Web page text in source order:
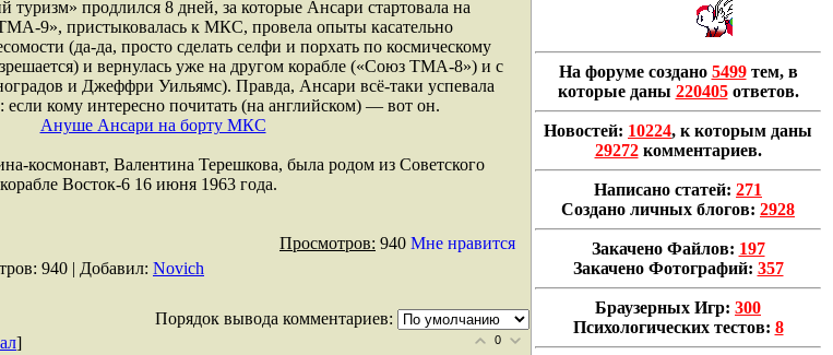
туризм» продлился 8 дней, за которые Ансари стартовала на
9», пристыковалась к МКС, провела опыты касательно
(да-да, просто сделать селфи и порхать по космическому
и вернулась уже на другом корабле («Союз ТМА-8») и с
и Джеффри Уильямс). Правда, Ансари всё-таки успевала
если кому интересно почитать (на английском) — вот он.
Ануше Ансари на борту МКС
космонавт, Валентина Терешкова, была родом из Советского
Восток-6 16 июня 1963 года.
Просмотров: 940 Мне нравится
: 940 | Добавил: Novich
Порядок вывода комментариев:
0
]
На форуме создано 5499тем, в
которые даны 220405ответов.
Новостей: 10224, к которым даны
29272комментариев.
Написано статей: 271
Создано личных блогов: 2928
Закачено Файлов: 197
Закачено Фотографий: 357
Браузерных Игр: 300
Психологических тестов: 8